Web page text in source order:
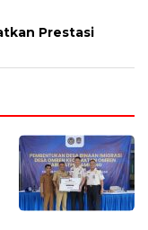
Prestasi